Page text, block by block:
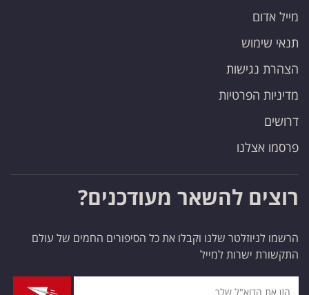
מייל אדום
תנאי שימוש
הצהרת נגישות
מדיניות הפרטיות
דרושים
פרסמו אצלנו
רוצים להשאר מעודכנים?
הרשמו לניוזלטר שלנו וקבלו את כל הסיפורים החמים של עולם
התקשורת ישרות למייל